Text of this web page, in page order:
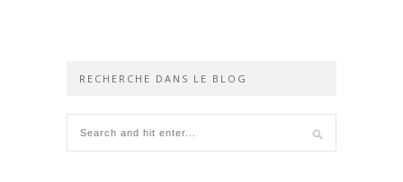
RECHERCHE DANS LE BLOG